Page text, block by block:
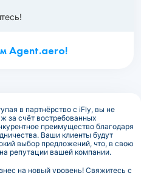
Agent.aero!
в партнёрство с iFly, вы не
за счёт востребованных
преимущество благодаря
Ваши клиенты будут
выбор предложений, что, в свою
репутации вашей компании.
на новый уровень! Свяжитесь с